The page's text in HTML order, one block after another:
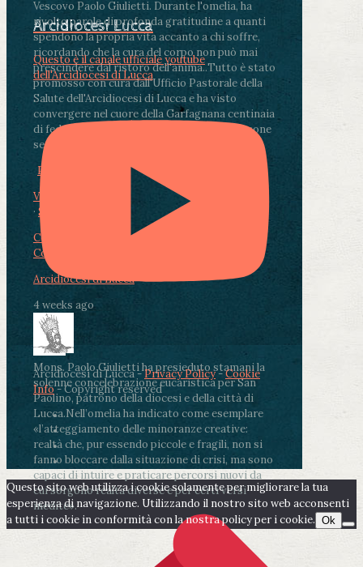
Vescovo Paolo Giulietti. Durante l'omelia, ha
rivolto parole di profonda gratitudine a quanti
spendono la propria vita accanto a chi soffre,
ricordando che la cura del corpo non può mai
prescindere dal ristoro dell'anima..Tutto è stato
promosso con cura dall'Ufficio Pastorale della
Salute dell'Arcidiocesi di Lucca e ha visto
convergere nel cuore della Garfagnana centinaia
di fedeli, operatori sanitari, volontari e persone
segnate dalla malattia.
Photo
View on Facebook
· Share
Condividi su Facebook
Condividi su LinkedIn
Arcidiocesi di Lucca
4 weeks ago
Mons. Paolo Giulietti ha presieduto stamani la
solenne concelebrazione eucaristica per San
Paolino, patrono della diocesi e della città di
Lucca.Nell’omelia ha indicato come esemplare
«l’atteggiamento delle minoranze creative:
realtà che, pur essendo piccole e fragili, non si
fanno bloccare dalla situazione di crisi, ma sono
capaci di intuire e praticare percorsi nuovi da
cui sorgono realtà diverse e per certi versi
inedite».
Arcidiocesi Lucca
Questo è il canale ufficiale youtube
dell'Arcidiocesi di Lucca
Arcidiocesi di Lucca -Privacy Policy-Cookie
Info- Copyright reserved
Questo sito web utilizza i cookie solamente per migliorare la tua
esperienza di navigazione. Utilizzando il nostro sito web acconsenti
a tutti i cookie in conformità con la nostra policy per i cookie. Ok